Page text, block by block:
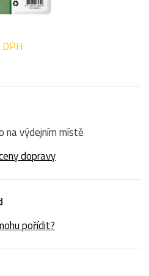
na výdejním místě
dopravy
pořídit?